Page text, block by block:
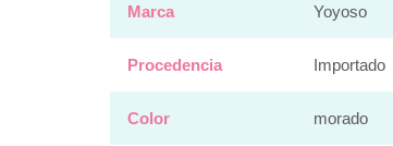
Marca Yoyoso
Procedencia Importado
Color morado